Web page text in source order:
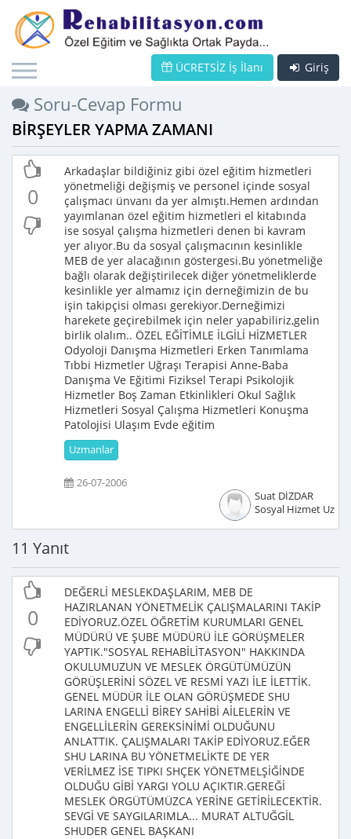
Giriş
ÜCRETSİZ İş İlanı
Soru-Cevap Formu
BİRŞEYLER YAPMA ZAMANI
0
Arkadaşlar bildiğiniz gibi özel eğitim hizmetleri
yönetmeliği değişmiş ve personel içinde sosyal
çalışmacı ünvanı da yer almıştı.Hemen ardından
yayımlanan özel eğitim hizmetleri el kitabında
ise sosyal çalışma hizmetleri denen bi kavram
yer alıyor.Bu da sosyal çalışmacının kesinlikle
MEB de yer alacağının göstergesi.Bu yönetmeliğe
bağlı olarak değiştirilecek diğer yönetmeliklerde
kesinlikle yer almamız için derneğimizin de bu
işin takipçisi olması gerekiyor.Derneğimizi
harekete geçirebilmek için neler yapabiliriz,gelin
birlik olalım.. ÖZEL EĞİTİMLE İLGİLİ HİZMETLER
Odyoloji Danışma Hizmetleri Erken Tanımlama
Tıbbi Hizmetler Uğraşı Terapisi Anne-Baba
Danışma Ve Eğitimi Fiziksel Terapi Psikolojik
Hizmetler Boş Zaman Etkinlikleri Okul Sağlık
Hizmetleri Sosyal Çalışma Hizmetleri Konuşma
Patolojisi Ulaşım Evde eğitim
Uzmanlar
26-07-2006
Suat DİZDAR
Sosyal Hizmet
11 Yanıt
0
DEĞERLİ MESLEKDAŞLARIM, MEB DE
HAZIRLANAN YÖNETMELİK ÇALIŞMALARINI TAKİP
EDİYORUZ.ÖZEL ÖĞRETİM KURUMLARI GENEL
MÜDÜRÜ VE ŞUBE MÜDÜRÜ İLE GÖRÜŞMELER
YAPTIK."SOSYAL REHABİLİTASYON" HAKKINDA
OKULUMUZUN VE MESLEK ÖRGÜTÜMÜZÜN
GÖRÜŞLERİNİ SÖZEL VE RESMİ YAZI İLE İLETTİK.
GENEL MÜDÜR İLE OLAN GÖRÜŞMEDE SHU
LARINA ENGELLİ BİREY SAHİBİ AİLELERİN VE
ENGELLİLERİN GEREKSİNİMİ OLDUĞUNU
ANLATTIK. ÇALIŞMALARI TAKİP EDİYORUZ.EĞER
SHU LARINA BU YÖNETMELİKTE DE YER
VERİLMEZ İSE TIPKI SHÇEK YÖNETMELŞİĞİNDE
OLDUĞU GİBİ YARGI YOLU AÇIKTIR.GEREĞİ
MESLEK ÖRGÜTÜMÜZCA YERİNE GETİRİLECEKTİR.
SEVGİ VE SAYGILARIMLA... MURAT ALTUĞGİL
SHUDER GENEL BAŞKANI